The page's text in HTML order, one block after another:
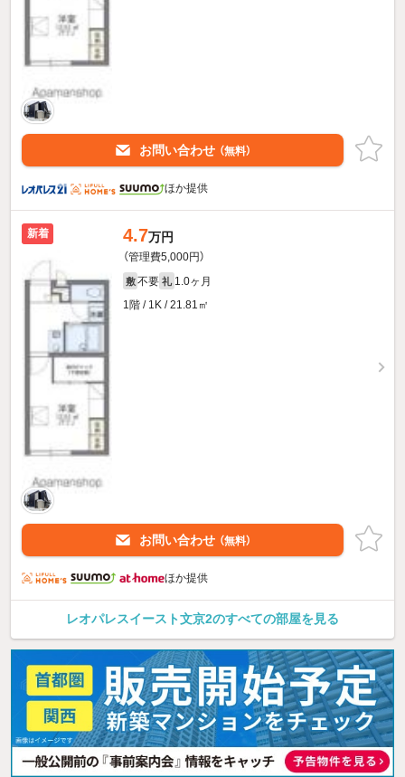
お問い合わせ （無料）
ほか提供
新着 4.7万円
（管理費5,000円）
敷 不要 礼 1.0ヶ月
1階 / 1K / 21.81㎡
お問い合わせ （無料）
ほか提供
レオパレスイースト文京2のすべての部屋を見る